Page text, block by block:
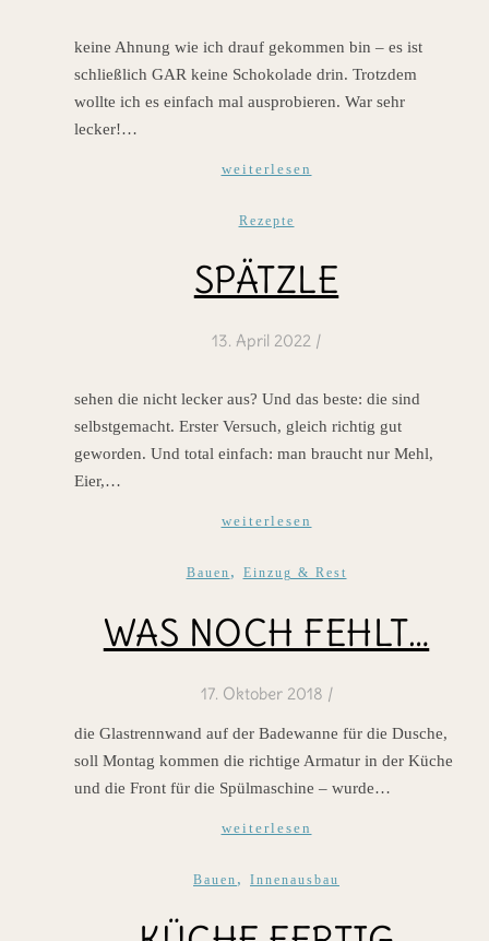
keine Ahnung wie ich drauf gekommen bin – es ist
schließlich GAR keine Schokolade drin. Trotzdem
wollte ich es einfach mal ausprobieren. War sehr
lecker!…
weiterlesen
Rezepte
SPÄTZLE
13. April 2022 /
sehen die nicht lecker aus? Und das beste: die sind
selbstgemacht. Erster Versuch, gleich richtig gut
geworden. Und total einfach: man braucht nur Mehl,
Eier,…
weiterlesen
Bauen , Einzug & Rest
WAS NOCH FEHLT…
17. Oktober 2018 /
die Glastrennwand auf der Badewanne für die Dusche,
soll Montag kommen die richtige Armatur in der Küche
und die Front für die Spülmaschine – wurde…
weiterlesen
Bauen , Innenausbau